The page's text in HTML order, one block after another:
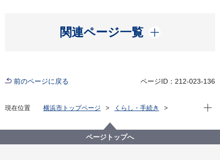
関連ページ一覧
開く
前のページに戻る ページID：212-023-136
現在位置 横浜市トップページ
くらし・手続き
現在
ページトップへ